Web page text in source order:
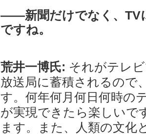
――新聞だけでなく、TV
ですね。
荒井一博氏: それがテレ
放送局に蓄積されるので
す。何年何月何日何時の
が実現できたら楽しいで
ます。また、人類の文化